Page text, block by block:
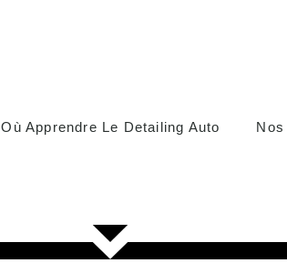
Où Apprendre Le Detailing Auto